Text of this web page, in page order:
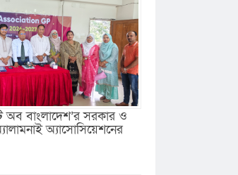
অব বাংলাদেশ’র সরকার ও
অ্যাসোসিয়েশনের